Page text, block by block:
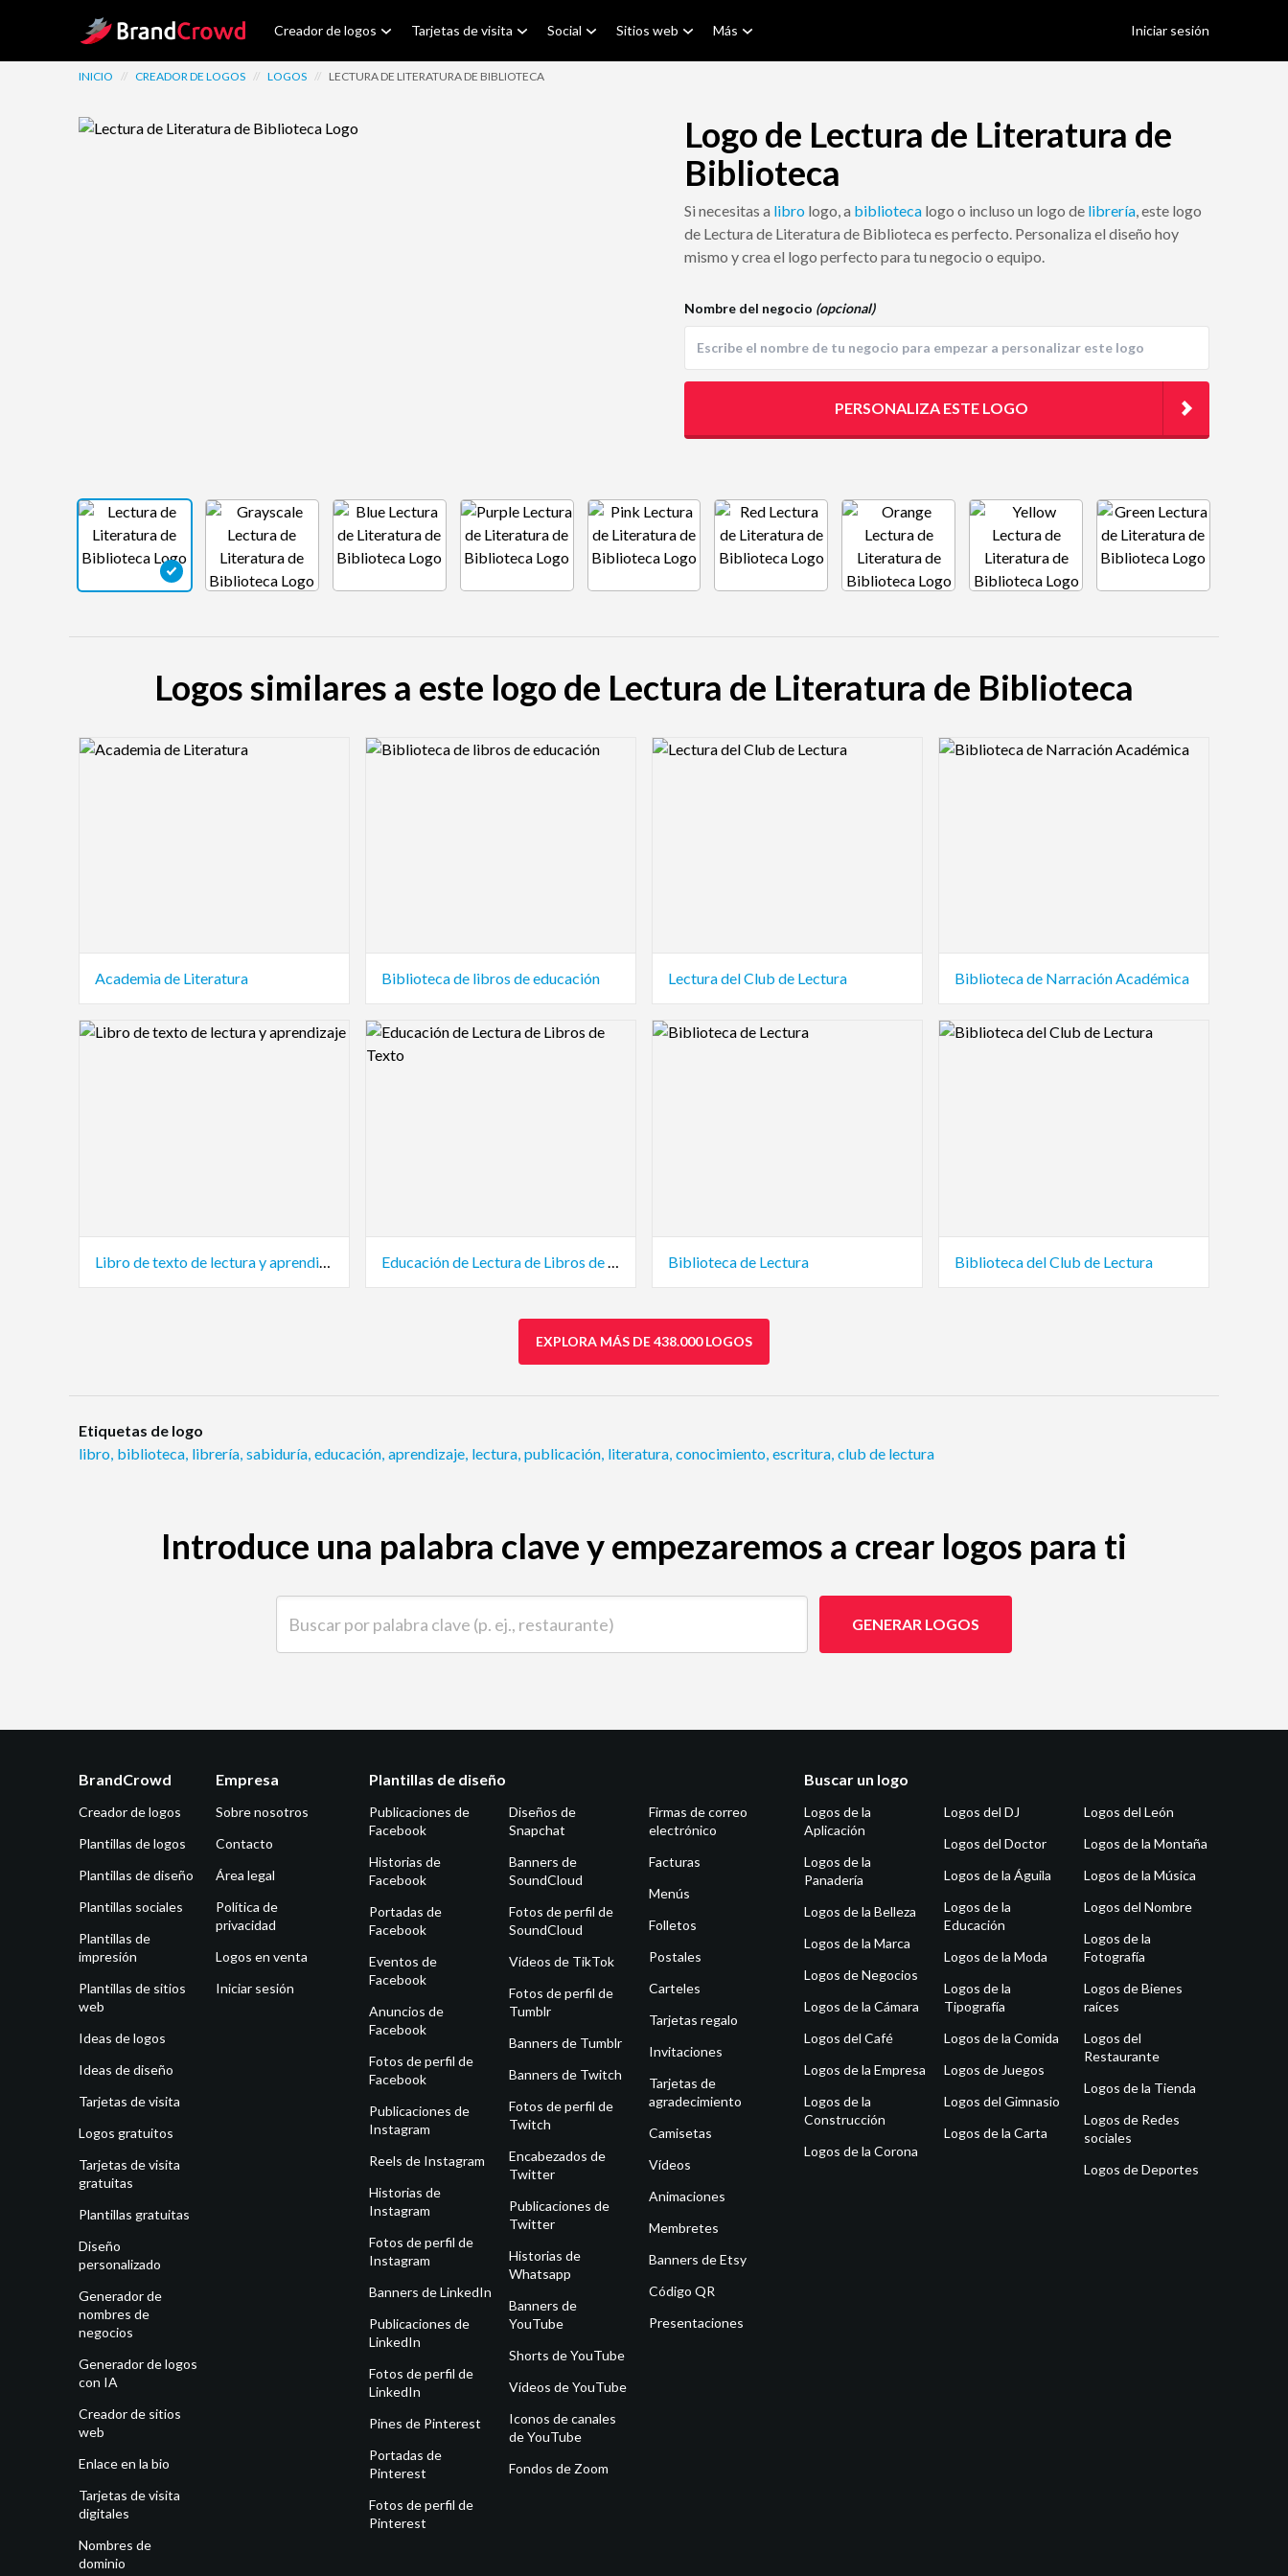
Site Logo Creador de logos Tarjetas de visita Social Sitios web Más Iniciar sesión
INICIO // CREADOR DE LOGOS // LOGOS // LECTURA DE LITERATURA DE BIBLIOTECA
Logo de Lectura de Literatura de
Biblioteca
Si necesitas a libro logo, a biblioteca logo o incluso un logo de librería, este logo
de Lectura de Literatura de Biblioteca es perfecto. Personaliza el diseño hoy
mismo y crea el logo perfecto para tu negocio o equipo.
Nombre del negocio (opcional)
PERSONALIZA ESTE LOGO
Logos similares a este logo de Lectura de Literatura de Biblioteca
Logo Preview Image
Academia de Literatura
Logo Preview Image
Biblioteca de libros de educación
Logo Preview Image
Lectura del Club de Lectura
Logo Preview Image
Biblioteca de Narración Académica
Logo Preview Image
Libro de texto de lectura y aprendizaje
Logo Preview Image
Educación de Lectura de Libros de Texto
Logo Preview Image
Biblioteca de Lectura
Logo Preview Image
Biblioteca del Club de Lectura
EXPLORA MÁS DE 438.000 LOGOS
Etiquetas de logo
libro, biblioteca, librería, sabiduría, educación, aprendizaje, lectura, publicación, literatura, conocimiento, escritura, club de lectura
Introduce una palabra clave y empezaremos a crear logos para ti
GENERAR LOGOS
BrandCrowd
Creador de logos
Plantillas de logos
Plantillas de diseño
Plantillas sociales
Plantillas de
impresión
Plantillas de sitios
web
Ideas de logos
Ideas de diseño
Tarjetas de visita
Logos gratuitos
Tarjetas de visita
gratuitas
Plantillas gratuitas
Diseño
personalizado
Generador de
nombres de
negocios
Generador de logos
con IA
Creador de sitios
web
Enlace en la bio
Tarjetas de visita
digitales
Nombres de
dominio
Empresa
Sobre nosotros
Contacto
Área legal
Política de
privacidad
Logos en venta
Iniciar sesión
Plantillas de diseño
Publicaciones de
Facebook
Historias de
Facebook
Portadas de
Facebook
Eventos de
Facebook
Anuncios de
Facebook
Fotos de perfil de
Facebook
Publicaciones de
Instagram
Reels de Instagram
Historias de
Instagram
Fotos de perfil de
Instagram
Banners de LinkedIn
Publicaciones de
LinkedIn
Fotos de perfil de
LinkedIn
Pines de Pinterest
Portadas de
Pinterest
Fotos de perfil de
Pinterest
Diseños de
Snapchat
Banners de
SoundCloud
Fotos de perfil de
SoundCloud
Vídeos de TikTok
Fotos de perfil de
Tumblr
Banners de Tumblr
Banners de Twitch
Fotos de perfil de
Twitch
Encabezados de
Twitter
Publicaciones de
Twitter
Historias de
Whatsapp
Banners de
YouTube
Shorts de YouTube
Vídeos de YouTube
Iconos de canales
de YouTube
Fondos de Zoom
Firmas de correo
electrónico
Facturas
Menús
Folletos
Postales
Carteles
Tarjetas regalo
Invitaciones
Tarjetas de
agradecimiento
Camisetas
Vídeos
Animaciones
Membretes
Banners de Etsy
Código QR
Presentaciones
Buscar un logo
Logos de la
Aplicación
Logos de la
Panadería
Logos de la Belleza
Logos de la Marca
Logos de Negocios
Logos de la Cámara
Logos del Café
Logos de la Empresa
Logos de la
Construcción
Logos de la Corona
Logos del DJ
Logos del Doctor
Logos de la Águila
Logos de la
Educación
Logos de la Moda
Logos de la
Tipografía
Logos de la Comida
Logos de Juegos
Logos del Gimnasio
Logos de la Carta
Logos del León
Logos de la Montaña
Logos de la Música
Logos del Nombre
Logos de la
Fotografía
Logos de Bienes
raíces
Logos del
Restaurante
Logos de la Tienda
Logos de Redes
sociales
Logos de Deportes